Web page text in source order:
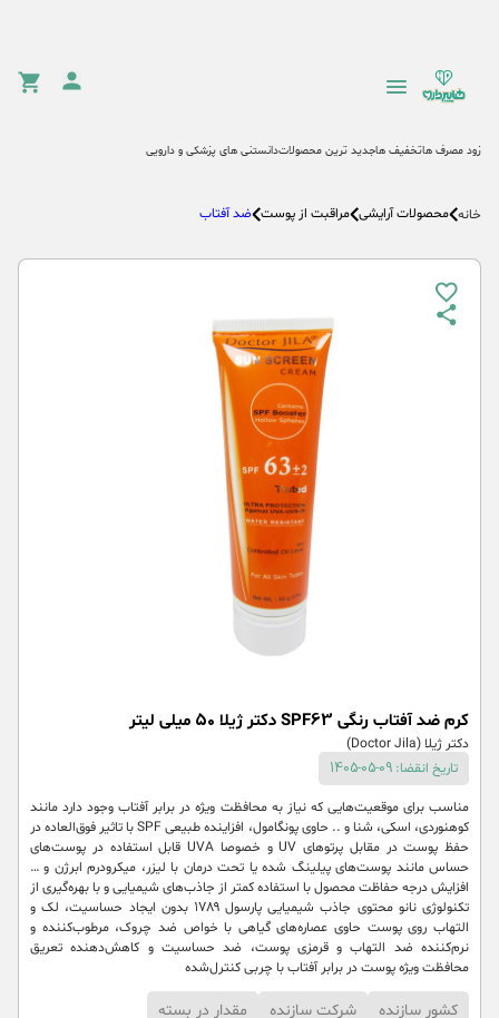
زود مصرف هاتخفیف هاجدید ترین محصولاتدانستنی های پزشکی و دارویی
خانه محصولات آرایشی مراقبت از پوست ضد آفتاب
کرم ضد آفتاب رنگی SPF63 دکتر ژیلا 50 میلی لیتر
دکتر ژیلا (Doctor Jila)
تاریخ انقضا: 09-05-1405
مناسب برای موقعیت‌هایی که نیاز به محافظت ویژه در برابر آفتاب وجود دارد مانند
کوهنوردی، اسکی، شنا و .. حاوی پونگامول، افزاینده طبیعی SPF با تاثیر فوق‌العاده در
حفظ پوست در مقابل پرتوهای UV و خصوصا UVA قابل استفاده در پوست‌های
حساس مانند پوست‌های پیلینگ شده یا تحت درمان با لیزر، میکرودرم ابرژن و …
افزایش درجه حفاظت محصول با استفاده کمتر از جاذب‌های شیمیایی و با بهره‌گیری از
تکنولوژی نانو محتوی جاذب شیمیایی پارسول ۱۷۸۹ بدون ایجاد حساسیت، لک و
التهاب روی پوست حاوی عصاره‌های گیاهی با خواص ضد چروک، مرطوب‌کننده و
نرم‌کننده ضد التهاب و قرمزی پوست، ضد حساسیت و کاهش‌دهنده تعریق
محافظت ویژه پوست در برابر آفتاب با چربی کنترل‌شده
کشور سازنده شرکت سازنده مقدار در بسته